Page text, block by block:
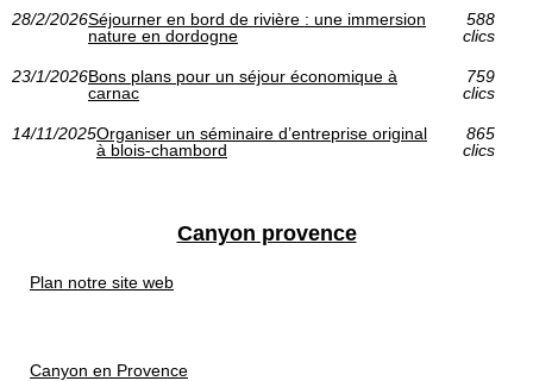
28/2/2026Séjourner en bord de rivière : une immersion
nature en dordogne
588
clics
23/1/2026Bons plans pour un séjour économique à
carnac
759
clics
14/11/2025Organiser un séminaire d’entreprise original
à blois-chambord
865
clics
Canyon provence
Plan notre site web
Canyon en Provence